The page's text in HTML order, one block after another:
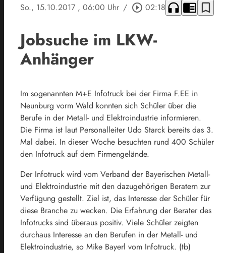
So., 15.10.2017 , 06:00 Uhr / play_circle_outline 02:18 headphones chrome_reader_mode bookmark_border
Jobsuche im LKW-
Anhänger
Im sogenannten M+E Infotruck bei der Firma F.EE in
Neunburg vorm Wald konnten sich Schüler über die
Berufe in der Metall- und Elektroindustrie informieren.
Die Firma ist laut Personalleiter Udo Starck bereits das 3.
Mal dabei. In dieser Woche besuchten rund 400 Schüler
den Infotruck auf dem Firmengelände.
Der Infotruck wird vom Verband der Bayerischen Metall-
und Elektroindustrie mit den dazugehörigen Beratern zur
Verfügung gestellt. Ziel ist, das Interesse der Schüler für
diese Branche zu wecken. Die Erfahrung der Berater des
Infotrucks sind überaus positiv. Viele Schüler zeigten
durchaus Interesse an den Berufen in der Metall- und
Elektroindustrie, so Mike Bayerl vom Infotruck. (tb)